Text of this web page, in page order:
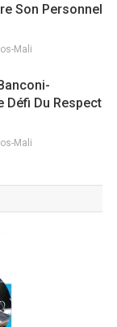
Son Personnel
Mali
Défi Du Respect
Mali